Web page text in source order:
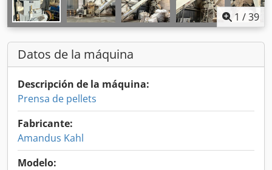
1 /39
Datos de la máquina
Descripción de la máquina:
Prensa de pellets
Fabricante:
Amandus Kahl
Modelo: